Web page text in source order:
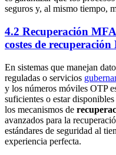
seguros y, al mismo tiempo,
4.2 Recuperación
costes de
En sistemas que manejan
reguladas o servicios
y los números móviles OTP
suficientes o estar
los mecanismos de
avanzados para la
estándares de seguridad al
experiencia perfecta.